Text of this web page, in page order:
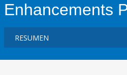
Enhancements